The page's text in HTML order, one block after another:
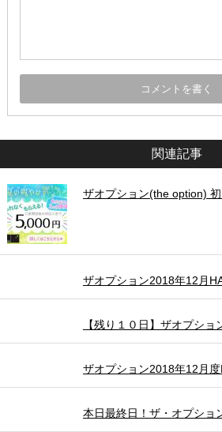
関連記事
ザオプション(the option) 初
ザオプション2018年12月
【残り１０日】ザオプショ
ザオプション2018年12月度
本日最終日！ザ・オプショ